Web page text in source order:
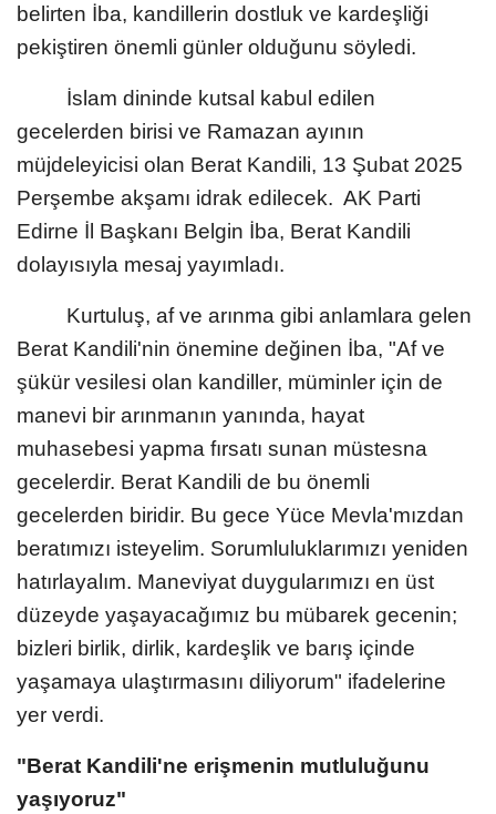
belirten İba, kandillerin dostluk ve kardeşliği
pekiştiren önemli günler olduğunu söyledi.
İslam dininde kutsal kabul edilen
gecelerden birisi ve Ramazan ayının
müjdeleyicisi olan Berat Kandili, 13 Şubat 2025
Perşembe akşamı idrak edilecek. AK Parti
Edirne İl Başkanı Belgin İba, Berat Kandili
dolayısıyla mesaj yayımladı.
Kurtuluş, af ve arınma gibi anlamlara gelen
Berat Kandili'nin önemine değinen İba, "Af ve
şükür vesilesi olan kandiller, müminler için de
manevi bir arınmanın yanında, hayat
muhasebesi yapma fırsatı sunan müstesna
gecelerdir. Berat Kandili de bu önemli
gecelerden biridir. Bu gece Yüce Mevla'mızdan
beratımızı isteyelim. Sorumluluklarımızı yeniden
hatırlayalım. Maneviyat duygularımızı en üst
düzeyde yaşayacağımız bu mübarek gecenin;
bizleri birlik, dirlik, kardeşlik ve barış içinde
yaşamaya ulaştırmasını diliyorum" ifadelerine
yer verdi.
"Berat Kandili'ne erişmenin mutluluğunu
yaşıyoruz"